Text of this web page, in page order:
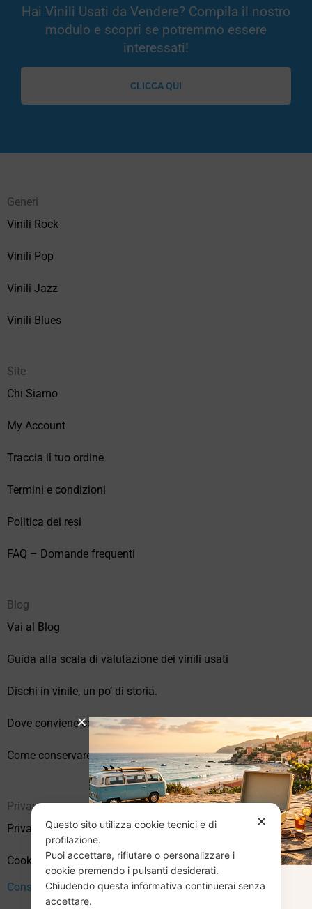
Hai Vinili Usati da Vendere? Compila il nostro
modulo e scopri se potremmo essere
interessati!
CLICCA QUI
Generi
Vinili Rock
Vinili Pop
Vinili Jazz
Vinili Blues
Site
Chi Siamo
My Account
Traccia il tuo ordine
Termini e condizioni
Politica dei resi
FAQ – Domande frequenti
Blog
Vai al Blog
Guida alla scala di valutazione dei vinili usati
Dischi in vinile, un po’ di storia.
Dove conviene comprare vinili online?
Come conservare correttamente i vinili usati
Privacy
Privacy Policy
Cookie Policy (UE)
Consenso
✕
Questo sito utilizza cookie tecnici e di
profilazione.
Puoi accettare, rifiutare o personalizzare i
cookie premendo i pulsanti desiderati.
Chiudendo questa informativa continuerai senza
accettare.